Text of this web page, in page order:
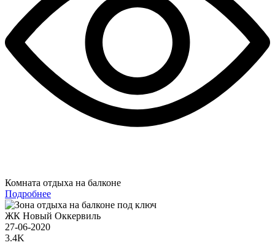
Комната отдыха на балконе
Подробнее
ЖК Новый Оккервиль
27-06-2020
3.4K